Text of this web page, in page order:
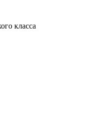
класса